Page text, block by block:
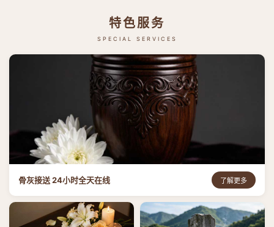
特色服务
SPECIAL SERVICES
骨灰接送 24小时全天在线 了解更多